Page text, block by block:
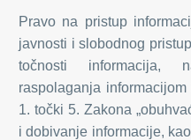
Pravo na pristup
javnosti i slobodnog
točnosti informacija,
raspolaganja
1. točki 5. Zakona
i dobivanje informacije,